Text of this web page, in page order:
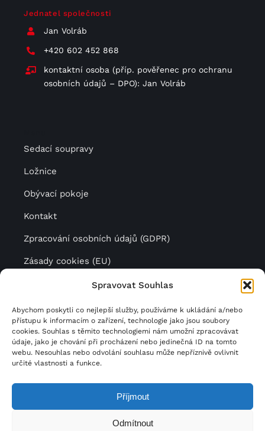
Spravovat Souhlas
Abychom poskytli co nejlepší služby, používáme k ukládání a/nebo
přístupu k informacím o zařízení, technologie jako jsou soubory
cookies. Souhlas s těmito technologiemi nám umožní zpracovávat
údaje, jako je chování při procházení nebo jedinečná ID na tomto
webu. Nesouhlas nebo odvolání souhlasu může nepříznivě ovlivnit
určité vlastnosti a funkce.
Příjmout
Odmítnout
Jednatel společnosti
Jan Volráb
+420 602 452 868
kontaktní osoba (příp. pověřenec pro ochranu
osobních údajů – DPO): Jan Volráb
Sedací soupravy
Ložnice
Obývací pokoje
Kontakt
Zpracování osobních údajů (GDPR)
Zásady cookies (EU)
Další krásný luxusní nábytek
najdete na stránkách naší
společnostiJV Pohoda.
vyhrazena |DIRECTIVE